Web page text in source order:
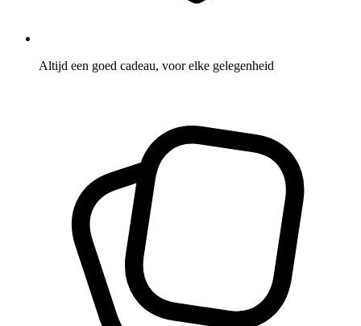
Altijd een goed cadeau, voor elke gelegenheid